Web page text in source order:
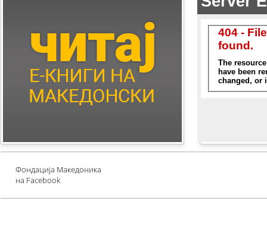
Колумни
Children's Literature
Млади автори
Е-книги за едукација
против зависности и
Фондација Македоника
на Facebook